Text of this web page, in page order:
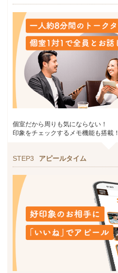
個室だから周りも気にならない！
印象をチェックするメモ機能も搭載！
STEP3 アピールタイム